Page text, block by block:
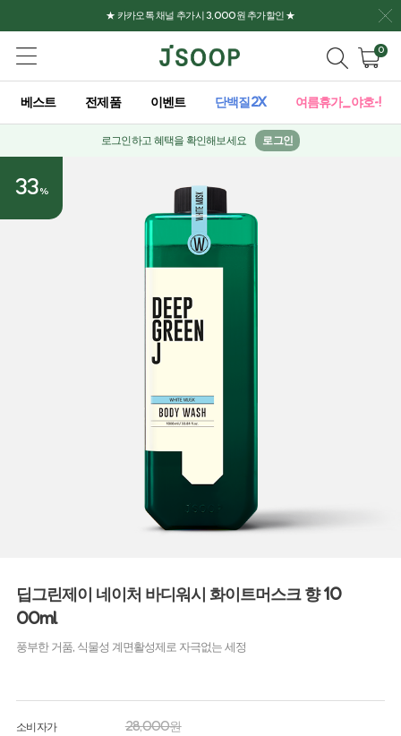
★ 카카오톡 채널 추가시 3,000원 추가할인 ★
0
베스트 전제품 이벤트 단백질2X 여름휴가_야호-!
로그인하고 혜택을 확인해보세요 로그인
33%
딥그린제이 네이처 바디워시 화이트머스크 향 10
00ml
풍부한 거품, 식물성 계면활성제로 자극없는 세정
소비자가 28,000원